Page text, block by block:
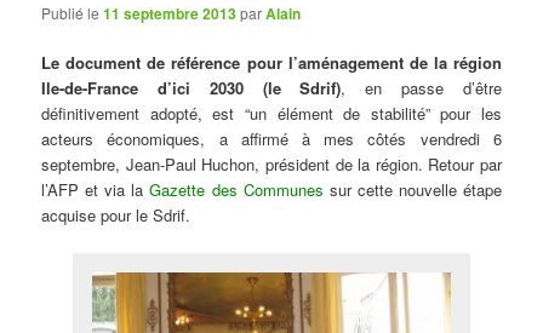
Publié le11 septembre 2013parAlain
Le document de référence pour l’aménagement de la région
Ile-de-France d’ici 2030 (le Sdrif), en passe d’être
définitivement adopté, est “un élément de stabilité” pour les
acteurs économiques, a affirmé à mes côtés vendredi 6
septembre, Jean-Paul Huchon, président de la région. Retour par
l’AFP et via laGazette des Communes sur cette nouvelle étape
acquise pour le Sdrif.